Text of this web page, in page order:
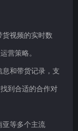
视频的实时数
营策略。
和带货记录，支
到合适的合作对
亚等多个主流